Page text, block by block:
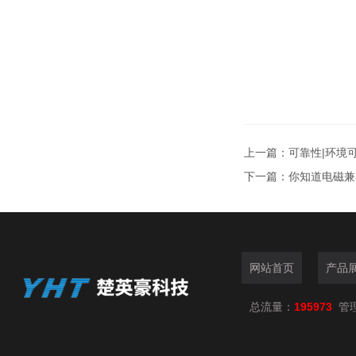
上一篇： 可靠性|环境
下一篇： 你知道电磁
网站首页 产品
总流量： 195973 管